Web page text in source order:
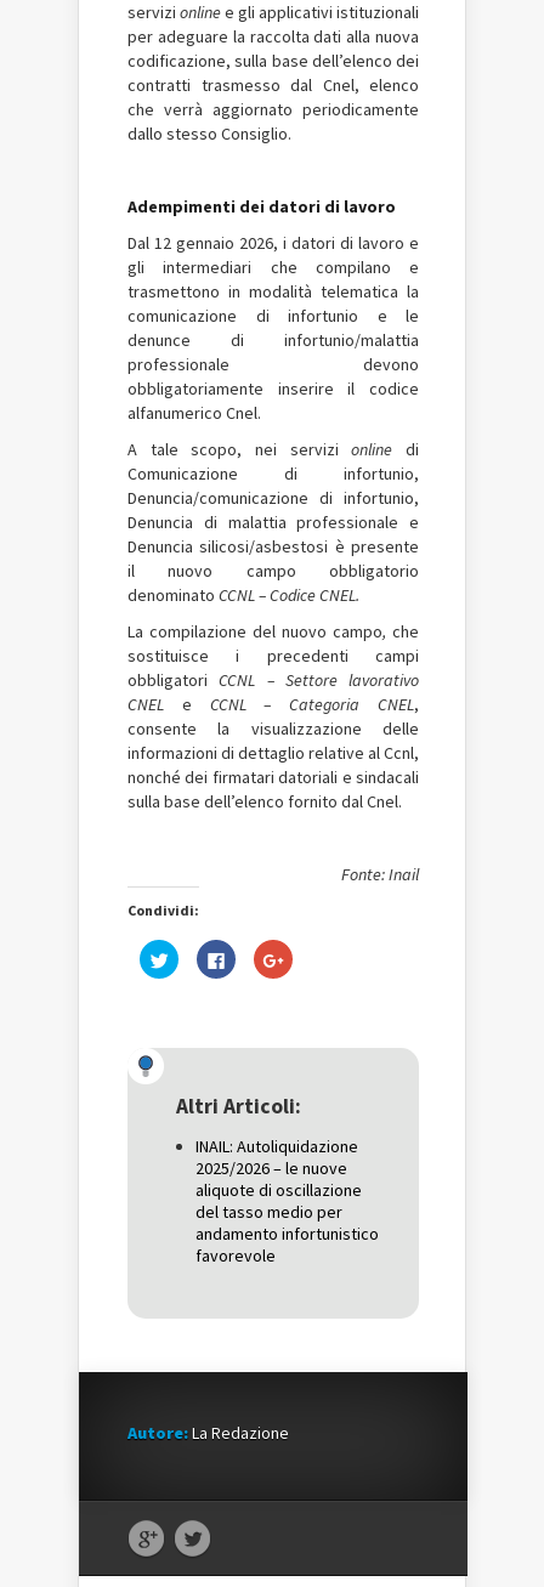
servizi onlinee gli applicativi istituzionali
per adeguare la raccolta dati alla nuova
codificazione, sulla base dell’elenco dei
contratti trasmesso dal Cnel, elenco
che verrà aggiornato periodicamente
dallo stesso Consiglio.
Adempimenti dei datori di lavoro
Dal 12 gennaio 2026, i datori di lavoro e
gli intermediari che compilano e
trasmettono in modalità telematica la
comunicazione di infortunio e le
denunce di infortunio/malattia
professionale devono
obbligatoriamente inserire il codice
alfanumerico Cnel.
A tale scopo, nei servizionlinedi
Comunicazione di infortunio,
Denuncia/comunicazione di infortunio,
Denuncia di malattia professionale e
Denuncia silicosi/asbestosi è presente
il nuovo campo obbligatorio
denominato CCNL – Codice CNEL.
La compilazione del nuovo campo, che
sostituisce i precedenti campi
obbligatoriCCNL – Settore lavorativo
CNEL e CCNL – Categoria CNEL,
consente la visualizzazione delle
informazioni di dettaglio relative al Ccnl,
nonché dei firmatari datoriali e sindacali
sulla base dell’elenco fornito dal Cnel.
Fonte: Inail
Condividi:
Fai
clic
una
nuova
Fai
clic
nuova
finestra)
Fai
clic
una
nuova
Altri Articoli:
INAIL: Autoliquidazione
2025/2026 – le nuove
aliquote di oscillazione
del tasso medio per
andamento infortunistico
favorevole
Autore:La Redazione